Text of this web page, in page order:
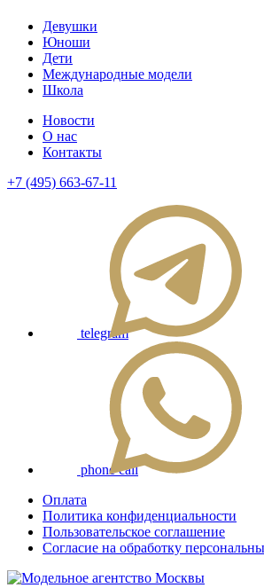
Девушки
Юноши
Дети
Международные модели
Школа
Новости
О нас
Контакты
+7 (495) 663-67-11
telegram
phone call
Оплата
Политика конфиденциальности
Пользовательское соглашение
Согласие на обработку